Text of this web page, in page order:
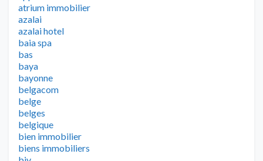
atrium immobilier
azalai
azalai hotel
baia spa
bas
baya
bayonne
belgacom
belge
belges
belgique
bien immobilier
biens immobiliers